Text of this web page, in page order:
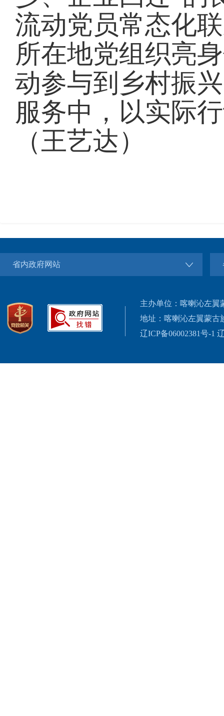
流动党员常态化
所在地党组织亮
动参与到乡村振
服务中，以实际
（王艺达）
省内政府网站
主办单位：喀喇沁左翼
地址：喀喇沁左翼蒙古
辽ICP备06002381号-1